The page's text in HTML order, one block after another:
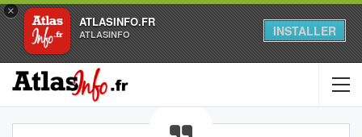
×
ATLASINFO.FR
ATLASINFO INSTALLER